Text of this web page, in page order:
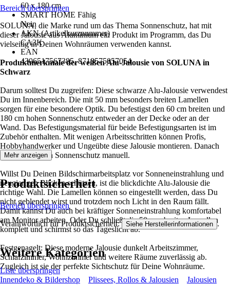
60 x 180 cm
SMART HOME Fähig
Nein
AKN (Artikelkurznummer)
CA3K
EAN
4306517567385, 8718575057054
Bereich überspringen
SOLUNA, die Marke rund um das Thema Sonnenschutz, hat mit
dieser Jalousie aus Aluminium ein Produkt im Programm, das Du
vielseitig in Deinen Wohnräumen verwenden kannst.
Produktmerkmale der weißen Alu-Jalousie von SOLUNA in
Schwarz
Darum solltest Du zugreifen: Diese schwarze Alu-Jalousie verwendest
Du im Innenbereich. Die mit 50 mm besonders breiten Lamellen
sorgen für eine besondere Optik. Du befestigst den 60 cm breiten und
180 cm hohen Sonnenschutz entweder an der Decke oder an der
Wand. Das Befestigungsmaterial für beide Befestigungsarten ist im
Zubehör enthalten. Mit wenigen Arbeitsschritten können Profis,
Hobbyhandwerker und Ungeübte diese Jalousie montieren. Danach
bedienst Du den Sonnenschutz manuell.
Willst Du Deinen Bildschirmarbeitsplatz vor Sonneneinstrahlung und
neugierigen Blicken schützen, ist die blickdichte Alu-Jalousie die
richtige Wahl. Die Lamellen können so eingestellt werden, dass Du
nicht geblendet wirst und trotzdem noch Licht in den Raum fällt.
Damit kannst Du auch bei kräftiger Sonneneinstrahlung komfortabel
am Monitor arbeiten. Oder Du schließt die 50 mm breiten Lamellen
komplett und schirmst so das Tageslicht ab.
Festgenagelt: Diese moderne Jalousie dunkelt Arbeitszimmer,
Schlafzimmer, Wohnzimmer und weitere Räume zuverlässig ab.
Zugleich ist sie der perfekte Sichtschutz für Deine Wohnräume.
Mehr anzeigen
Produktsicherheit
Bereich überspringen
Verantwortlich für Produktsicherheit: Siehe Herstellerinformationen .
Weitere Kategorien
Liste überspringen
Innendeko & Bildershop
Plissees, Rollos & Jalousien
Jalousien